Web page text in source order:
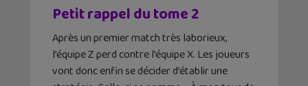
Petit rappel du tome 2
Après un premier match très laborieux,
l’équipe Z perd contre l’équipe X. Les joueurs
vont donc enfin se décider d’établir une